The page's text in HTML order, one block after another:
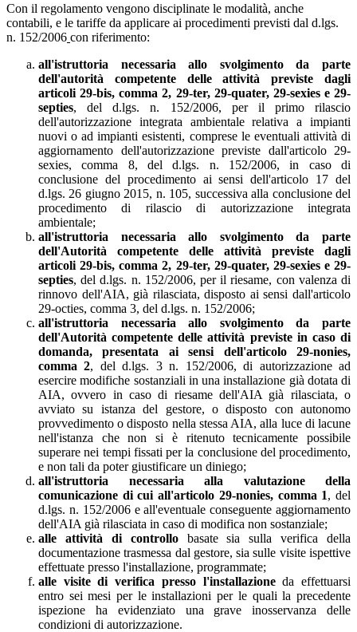
Con il regolamento vengono disciplinate le modalità, anche
contabili, e le tariffe da applicare ai procedimenti previsti dal d.lgs.
n. 152/2006 con riferimento:
all'istruttoria necessaria allo svolgimento da parte
dell'autorità competente
delle attività previste dagli
articoli 29-bis, comma 2, 29-ter, 29-quater, 29-sexies e 29-
septies, del d.lgs. n. 152/2006, per il primo rilascio
dell'autorizzazione integrata ambientale relativa a impianti
nuovi o ad impianti esistenti, comprese le eventuali attività di
aggiornamento dell'autorizzazione previste dall'articolo 29-
sexies, comma 8, del d.lgs. n. 152/2006, in caso di
conclusione del procedimento ai sensi dell'articolo 17 del
d.lgs. 26 giugno 2015, n. 105, successiva alla conclusione del
procedimento di rilascio di autorizzazione integrata
ambientale;
all'istruttoria necessaria allo svolgimento da parte
dell'Autorità competente delle attività previste dagli
articoli 29-bis, comma 2, 29-ter, 29-quater, 29-sexies e 29-
septies, del d.lgs. n. 152/2006, per il riesame, con valenza di
rinnovo dell'AIA, già rilasciata, disposto ai sensi dall'articolo
29-octies, comma 3, del d.lgs. n. 152/2006;
all'istruttoria necessaria allo svolgimento da parte
dell'Autorità competente delle attività previste in caso di
domanda, presentata ai sensi dell'articolo 29-nonies,
comma 2, del d.lgs. 3 n. 152/2006, di autorizzazione ad
esercire modifiche sostanziali in una installazione già dotata di
AIA, ovvero in caso di riesame dell'AIA già rilasciata, o
avviato su istanza del gestore, o disposto con autonomo
provvedimento o disposto nella stessa AIA, alla luce di lacune
nell'istanza che non si è ritenuto tecnicamente possibile
superare nei tempi fissati per la conclusione del procedimento,
e non tali da poter giustificare un diniego;
all'istruttoria necessaria alla valutazione della
comunicazione di cui all'articolo 29-nonies, comma 1, del
d.lgs. n. 152/2006 e all'eventuale conseguente aggiornamento
dell'AIA già rilasciata in caso di modifica non sostanziale;
alle attività di controllobasate sia sulla verifica della
documentazione trasmessa dal gestore, sia sulle visite ispettive
effettuate presso l'installazione, programmate;
alle visite di verifica presso l'installazioneda effettuarsi
entro sei mesi per le installazioni per le quali la precedente
ispezione ha evidenziato una grave inosservanza delle
condizioni di autorizzazione.